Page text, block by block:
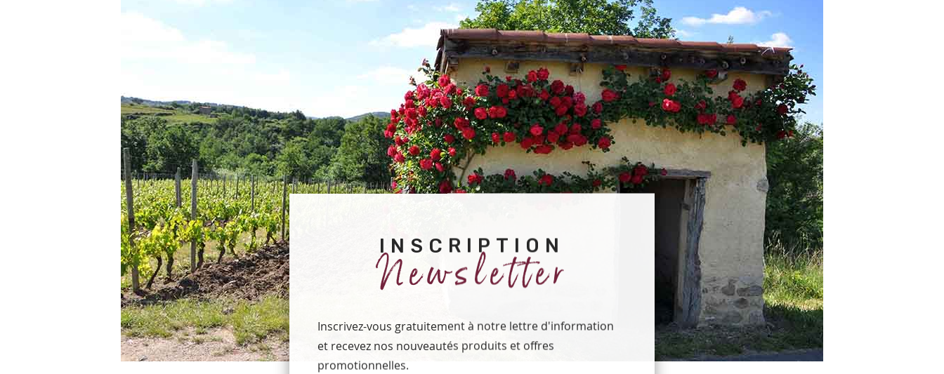
INSCRIPTION
Newsletter
Inscrivez-vous gratuitement à notre lettre d'information
et recevez nos nouveautés produits et offres
promotionnelles.